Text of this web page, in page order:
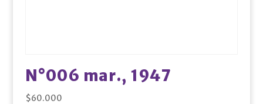
N°006 mar., 1947
$60.000